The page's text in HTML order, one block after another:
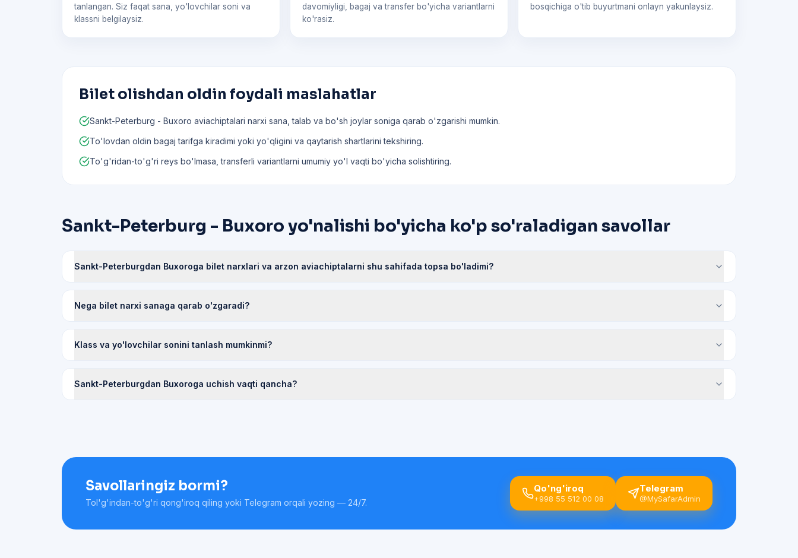
tanlangan. Siz faqat sana, yo'lovchilar soni va
klassni belgilaysiz.
davomiyligi, bagaj va transfer bo'yicha variantlarni
ko'rasiz.
bosqichiga o'tib buyurtmani onlayn yakunlaysiz.
Bilet olishdan oldin foydali maslahatlar
Sankt-Peterburg - Buxoro aviachiptalari narxi sana, talab va bo'sh joylar soniga qarab o'zgarishi mumkin.
To'lovdan oldin bagaj tarifga kiradimi yoki yo'qligini va qaytarish shartlarini tekshiring.
To'g'ridan-to'g'ri reys bo'lmasa, transferli variantlarni umumiy yo'l vaqti bo'yicha solishtiring.
Sankt-Peterburg - Buxoro yo'nalishi bo'yicha ko'p so'raladigan savollar
Sankt-Peterburgdan Buxoroga bilet narxlari va arzon aviachiptalarni shu sahifada topsa bo'ladimi?
Nega bilet narxi sanaga qarab o'zgaradi?
Klass va yo'lovchilar sonini tanlash mumkinmi?
Sankt-Peterburgdan Buxoroga uchish vaqti qancha?
Savollaringiz bormi?
Tol'g'indan-to'g'ri qong'iroq qiling yoki Telegram orqali yozing — 24/7.
Qo'ng'iroq
+998 55 512 00 08
Telegram
@MySafarAdmin